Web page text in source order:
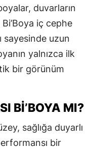
duvarların
iç cephe
sayesinde uzun
yalnızca ilk
bir görünüm
BI’BOYA MI?
sağlığa duyarlı
bir